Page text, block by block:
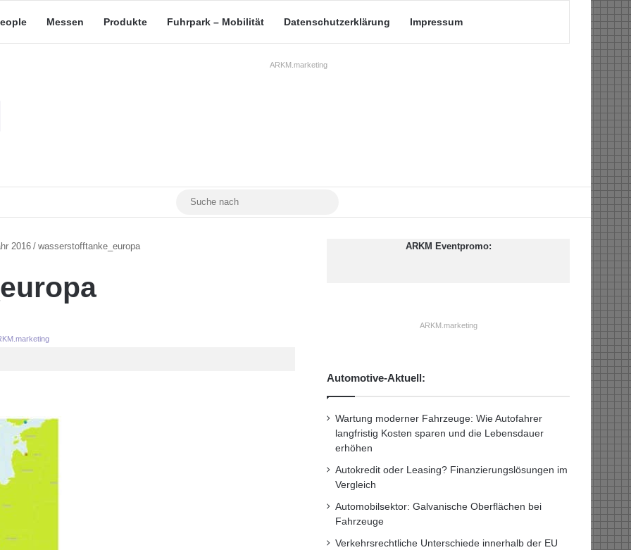
Messen Produkte Fuhrpark – Mobilität Datenschutzerklärung Impressum
ARKM.marketing
YouTubeMastodon
2016 / wasserstofftanke_europa ARKM Eventpromo:
ARKM.marketing
Automotive-Aktuell:
Wartung moderner Fahrzeuge: Wie Autofahrer
langfristig Kosten sparen und die Lebensdauer
erhöhen
Autokredit oder Leasing? Finanzierungslösungen im
Vergleich
Automobilsektor: Galvanische Oberflächen bei
Fahrzeuge
Verkehrsrechtliche Unterschiede innerhalb der EU